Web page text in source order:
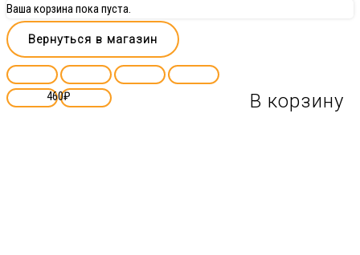
460₽ В корзину
Ваша корзина пока пуста.
Вернуться в магазин